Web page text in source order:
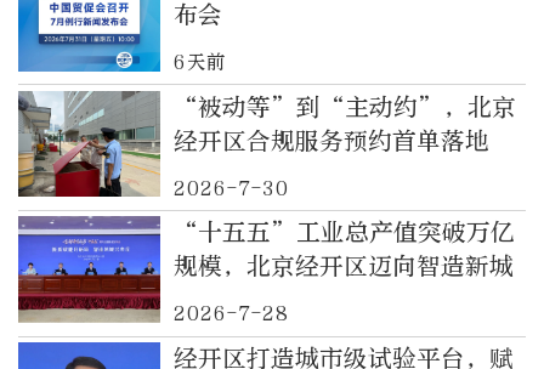
布会
6天前
“被动等”到“主动约”，北京
经开区合规服务预约首单落地
2026-7-30
“十五五”工业总产值突破万亿
规模，北京经开区迈向智造新城
2026-7-28
经开区打造城市级试验平台，赋